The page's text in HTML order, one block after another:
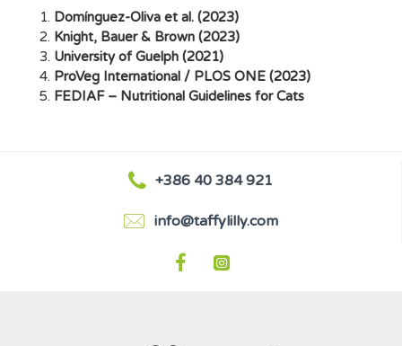
Domínguez-Oliva et al. (2023)
Knight, Bauer & Brown (2023)
University of Guelph (2021)
ProVeg International / PLOS ONE (2023)
FEDIAF – Nutritional Guidelines for Cats
+386 40 384 921
info@taffylilly.com